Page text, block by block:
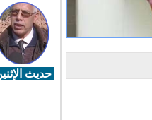
حديث الإثنين